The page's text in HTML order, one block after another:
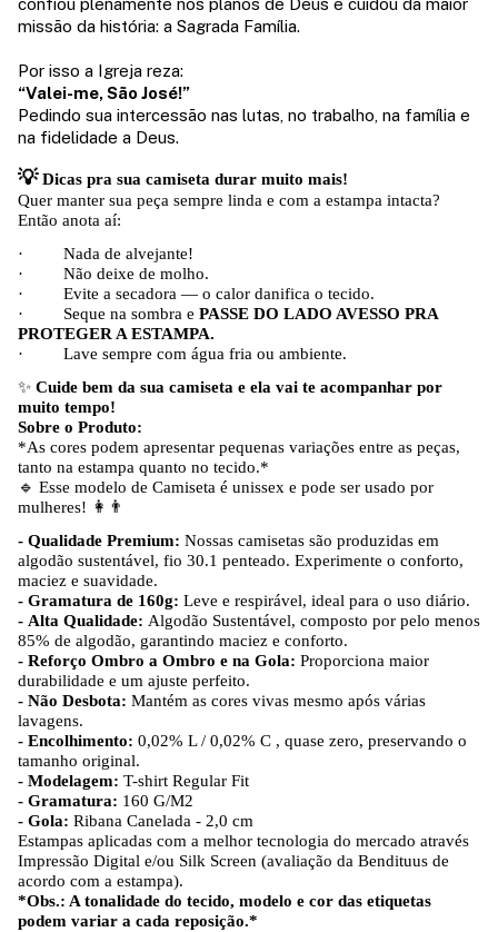
confiou plenamente nos planos de Deus e cuidou da maior
missão da história: a Sagrada Família.
Por isso a Igreja reza:
“Valei-me, São José!”
Pedindo sua intercessão nas lutas, no trabalho, na família e
na fidelidade a Deus.
💡 Dicas pra sua camiseta durar muito mais!
Quer manter sua peça sempre linda e com a estampa intacta?
Então anota aí:
· Nada de alvejante!
· Não deixe de molho.
· Evite a secadora — o calor danifica o tecido.
· Seque na sombra e PASSE DO LADO AVESSO PRA
PROTEGER A ESTAMPA.
· Lave sempre com água fria ou ambiente.
✨ Cuide bem da sua camiseta e ela vai te acompanhar por
muito tempo!
Sobre o Produto:
*As cores podem apresentar pequenas variações entre as peças,
tanto na estampa quanto no tecido.*
🔹 Esse modelo de Camiseta é unissex e pode ser usado por
mulheres! 👩👨
- Qualidade Premium: Nossas camisetas são produzidas em
algodão sustentável, fio 30.1 penteado. Experimente o conforto,
maciez e suavidade.
- Gramatura de 160g: Leve e respirável, ideal para o uso diário.
- Alta Qualidade: Algodão Sustentável, composto por pelo menos
85% de algodão, garantindo maciez e conforto.
- Reforço Ombro a Ombro e na Gola: Proporciona maior
durabilidade e um ajuste perfeito.
- Não Desbota: Mantém as cores vivas mesmo após várias
lavagens.
- Encolhimento: 0,02% L / 0,02% C , quase zero, preservando o
tamanho original.
- Modelagem: T-shirt Regular Fit
- Gramatura: 160 G/M2
- Gola: Ribana Canelada - 2,0 cm
Estampas aplicadas com a melhor tecnologia do mercado através
Impressão Digital e/ou Silk Screen (avaliação da Bendituus de
acordo com a estampa).
*Obs.: A tonalidade do tecido, modelo e cor das etiquetas
podem variar a cada reposição.*